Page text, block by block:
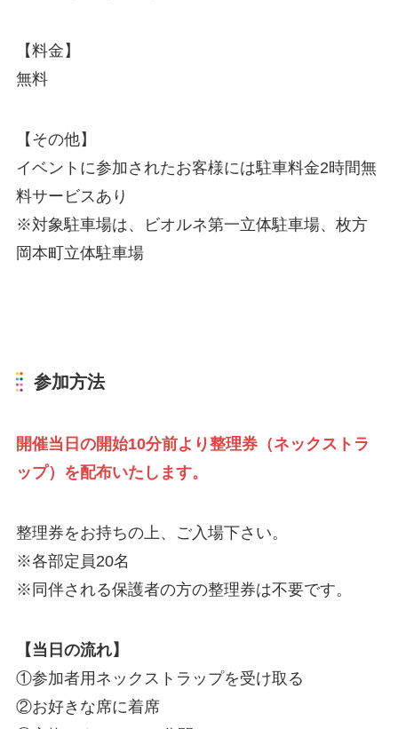
【料金】
無料
【その他】
イベントに参加されたお客様には駐車料金2時間無
料サービスあり
※対象駐車場は、ビオルネ第一立体駐車場、枚方
岡本町立体駐車場
参加方法
開催当日の開始10分前より整理券（ネックストラ
ップ）を配布いたします。
整理券をお持ちの上、ご入場下さい。
※各部定員20名
※同伴される保護者の方の整理券は不要です。
【当日の流れ】
①参加者用ネックストラップを受け取る
②お好きな席に着席